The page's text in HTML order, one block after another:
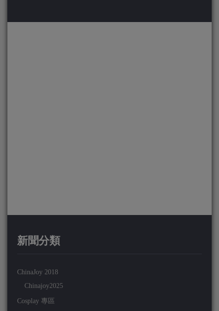
新聞分類
ChinaJoy 2018
Chinajoy2025
Cosplay 專區